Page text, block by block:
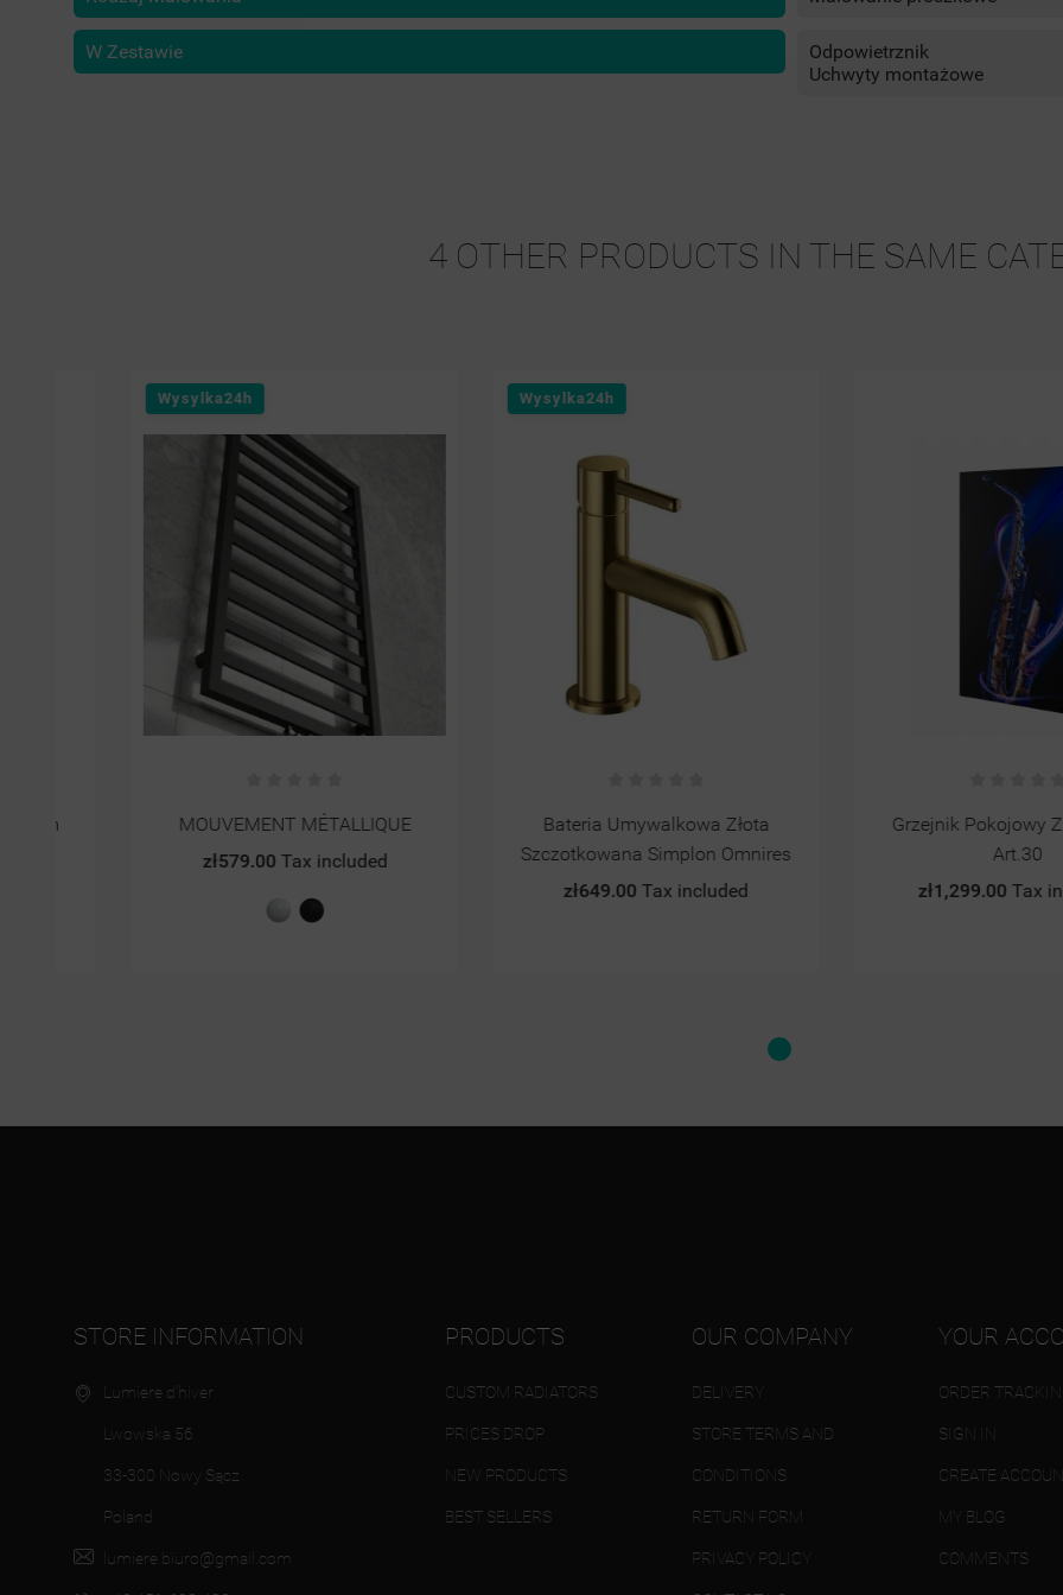
W Zestawie
Odpowietrznik
Uchwyty montażowe
4 OTHER PRODUCTS IN THE SAME
Wysylka24h
MOUVEMENT MÉTALLIQUE
zł579.00Tax included
Czarny
Wysylka24h
Bateria Umywalkowa Złota
Szczotkowana Simplon Omnires
zł649.00Tax included
Grzejnik Pokojowy Z
zł1,299.00Tax included
STORE INFORMATION
Lumiere d'hiver
Lwowska 56
33-300 Nowy Sącz
Poland
lumiere.biuro@gmail.com
PRODUCTS
CUSTOM RADIATORS
PRICES DROP
NEW PRODUCTS
BEST SELLERS
OUR COMPANY
DELIVERY
STORE TERMS AND
CONDITIONS
RETURN FORM
PRIVACY POLICY
YOUR
ORDER
SIGN IN
CREATE
MY BLOG
COMMENTS